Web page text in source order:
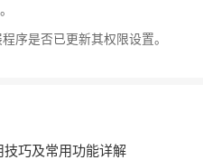
序是否已更新其权限设置。
技巧及常用功能详解